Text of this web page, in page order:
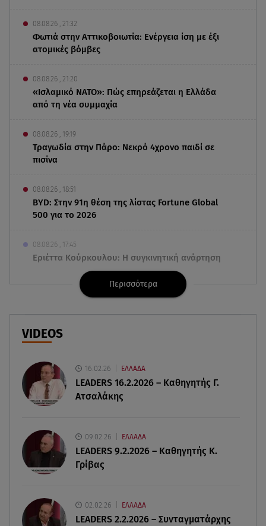
08.08.26 , 21:32
Φωτιά στην Αττικοβοιωτία: Ενέργεια ίση με έξι
ατομικές βόμβες
08.08.26 , 21:20
«Ισλαμικό ΝΑΤΟ»: Πώς επηρεάζεται η Ελλάδα
από τη νέα συμμαχία
08.08.26 , 19:19
Τραγωδία στην Πάρο: Νεκρό 4χρονο παιδί σε
πισίνα
08.08.26 , 18:51
BYD: Στην 91η θέση της λίστας Fortune Global
500 για το 2026
08.08.26 , 17:45
Εριέττα Κούρκουλου: Η συγκινητική ανάρτηση
για τα 33α γενέθλιά της
Νεκρή μεγαλόσωμη αρκούδα στην Καστοριά,
Τζο Μπάιντεν: Ο καρκίνος έχει εξαπλωθεί - Η
ανακοίνωση του γιου του
ανάρτηση με τον γιο της
08.08.26 , 16:52
08.08.26 , 16:45
Περισσότερα
VIDEOS
16.02.26 ΕΛΛΑΔΑ
LEADERS 16.2.2026 – Καθηγητής Γ.
Ατσαλάκης
09.02.26 ΕΛΛΑΔΑ
LEADERS 9.2.2026 – Καθηγητής Κ.
Γρίβας
02.02.26 ΕΛΛΑΔΑ
LEADERS 2.2.2026 – Συνταγματάρχης